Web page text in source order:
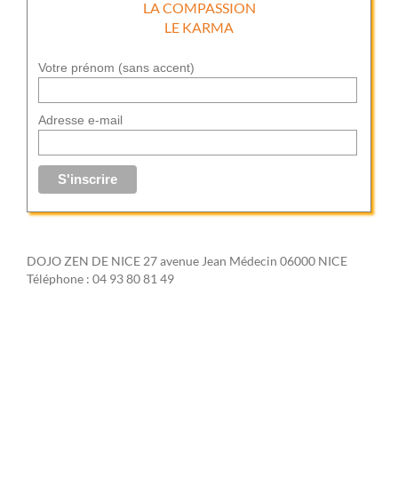
LA COMPASSION
LE KARMA
Votre prénom (sans accent)
Adresse e-mail
DOJO ZEN DE NICE 27 avenue Jean Médecin 06000 NICE
Téléphone : 04 93 80 81 49